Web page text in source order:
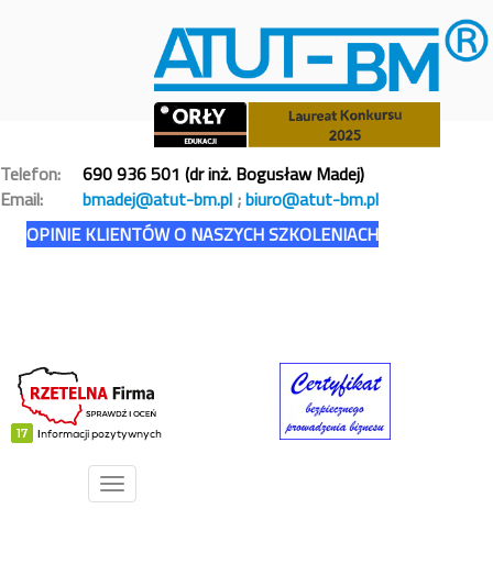
Telefon:
690 936 501 (dr inż. Bogusław Madej)
Email: bmadej@atut-bm.pl ;biuro@atut-bm.pl
OPINIE KLIENTÓW O NASZYCH SZKOLENIACH